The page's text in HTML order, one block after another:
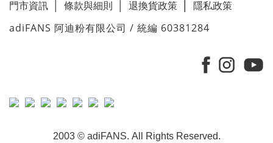
門市資訊 條款與細則 退換貨政策 隱私政策
adiFANS 阿迪粉有限公司 / 統編 60381284
2003 © adiFANS. All Rights Reserved.